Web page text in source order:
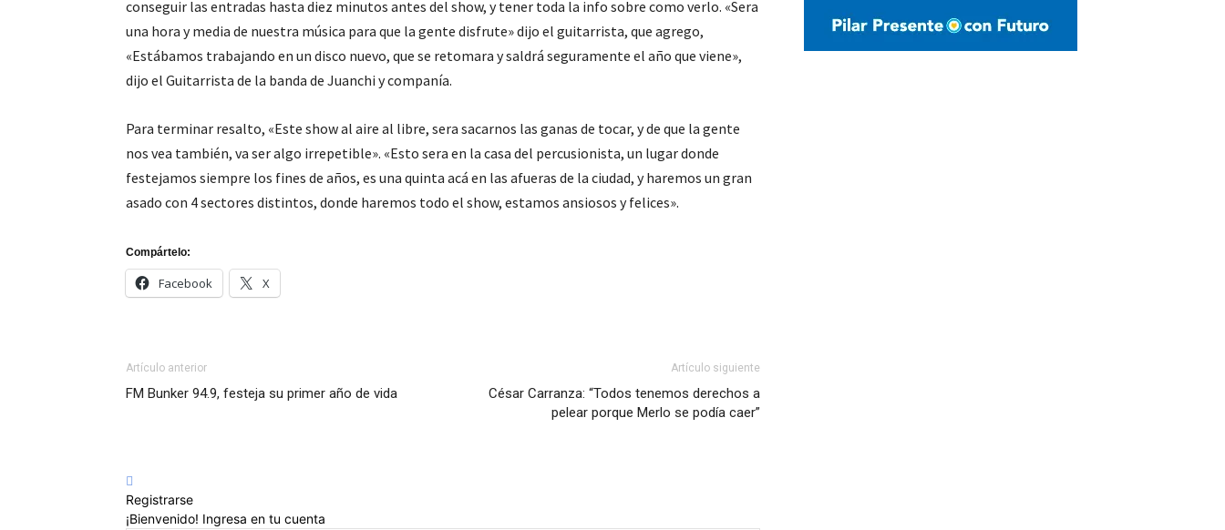
conseguir las entradas hasta diez minutos antes del show, y tener toda la info sobre como verlo. «Sera
una hora y media de nuestra música para que la gente disfrute» dijo el guitarrista, que agrego,
«Estábamos trabajando en un disco nuevo, que se retomara y saldrá seguramente el año que viene»,
dijo el Guitarrista de la banda de Juanchi y companía.
Para terminar resalto, «Este show al aire al libre, sera sacarnos las ganas de tocar, y de que la gente
nos vea también, va ser algo irrepetible». «Esto sera en la casa del percusionista, un lugar donde
festejamos siempre los fines de años, es una quinta acá en las afueras de la ciudad, y haremos un gran
asado con 4 sectores distintos, donde haremos todo el show, estamos ansiosos y felices».
Compártelo:
Facebook X
Artículo anterior
FM Bunker 94.9, festeja su primer año de vida
Artículo siguiente
César Carranza: “Todos tenemos derechos a
pelear porque Merlo se podía caer”
Registrarse
¡Bienvenido! Ingresa en tu cuenta